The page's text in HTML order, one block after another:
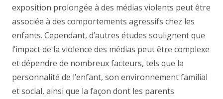
exposition prolongée à des médias violents peut être
associée à des comportements agressifs chez les
enfants. Cependant, d’autres études soulignent que
l’impact de la violence des médias peut être complexe
et dépendre de nombreux facteurs, tels que la
personnalité de l’enfant, son environnement familial
et social, ainsi que la façon dont les parents